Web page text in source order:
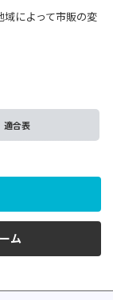
域によって市販の変
適合表
ム